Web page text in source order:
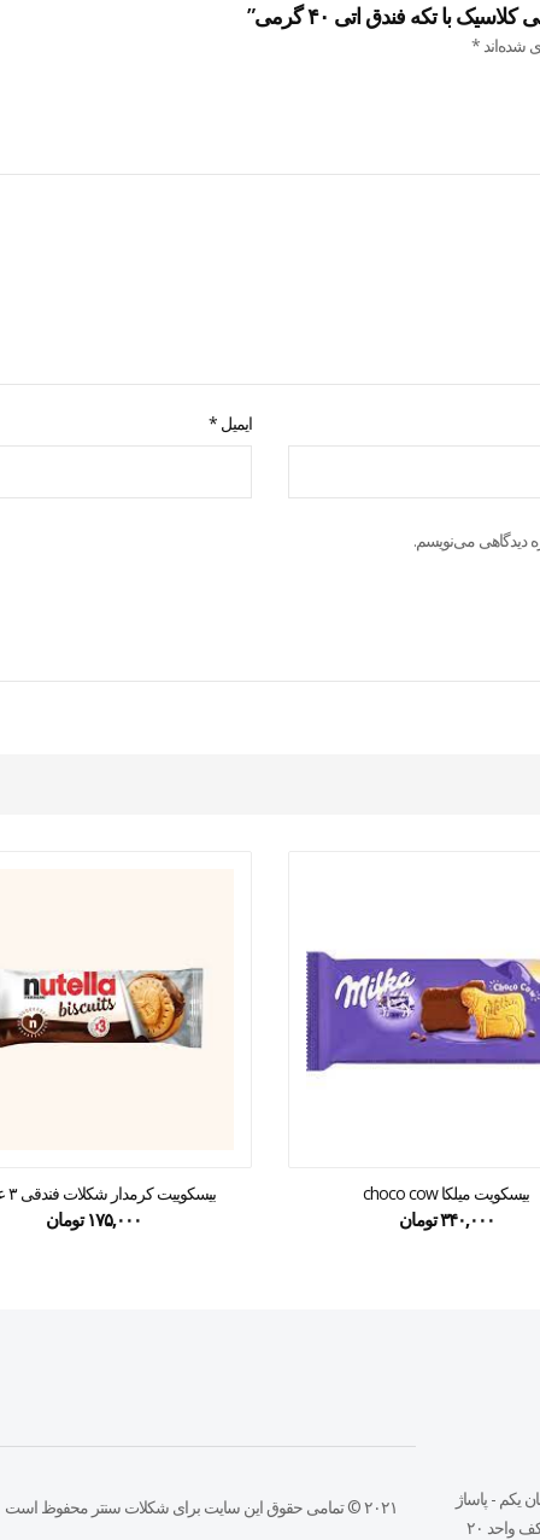
با تکه فندق اتی ۴۰ گرمی”
شده‌اند *
ایمیل *
دیدگاهی می‌نویسم.
بیسکویت میلکا choco cow
۳۴۰,۰۰۰تومان
بیسکوییت کرمدار شکلات فندقی ۳ عددی
۱۷۵,۰۰۰ تومان
يكم - پاساژ
واحد ٢٠
۲۰۲۱ © تمامی حقوق این سایت برای شکلات سنتر محفوظ است